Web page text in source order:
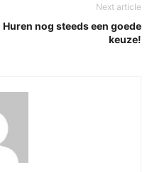
Next article
Huren nog steeds een goede
keuze!